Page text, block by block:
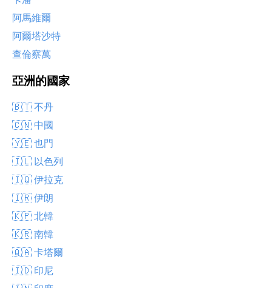
阿馬維爾
阿爾塔沙特
查倫察萬
亞洲的國家
🇧🇹 不丹
🇨🇳 中國
🇾🇪 也門
🇮🇱 以色列
🇮🇶 伊拉克
🇮🇷 伊朗
🇰🇵 北韓
🇰🇷 南韓
🇶🇦 卡塔爾
🇮🇩 印尼